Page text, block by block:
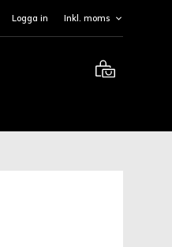
Logga in